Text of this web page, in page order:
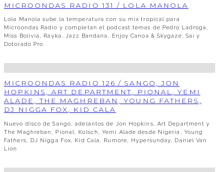
MICROONDAS RADIO 131 / LOLA MANOLA
Lola Manola sube la temperatura con su mix tropical para
Microondas Radio y completan el podcast temas de Pedro Ladroga,
Miss Bolivia, Rayka, Jazz Bandana, Enjoy Canoa & Skygaze, Sai y
Dotorado Pro
MICROONDAS RADIO 126 / SANGO, JON
HOPKINS, ART DEPARTMENT, PIONAL, YEMI
ALADE, THE MAGHREBAN, YOUNG FATHERS,
DJ NIGGA FOX, KID CALA
Nuevo disco de Sango, adelantos de Jon Hopkins, Art Department y
The Maghreban, Pional, Kolsch, Yemi Alade desde Nigeria, Young
Fathers, DJ Nigga Fox, Kid Cala, Rumore, Hypersunday, Daniel Van
Lion